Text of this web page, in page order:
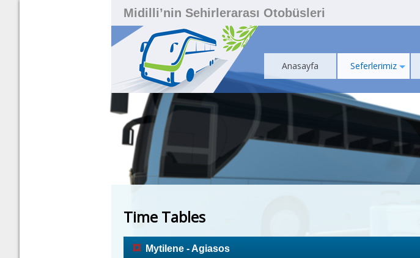
Midilli’nin Sehirlerarası Otobüsleri
Anasayfa Seferlerimiz
Time Tables
¤ Mytilene - Agiasos